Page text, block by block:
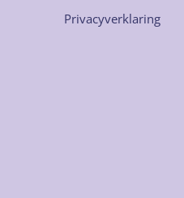
Privacyverklaring